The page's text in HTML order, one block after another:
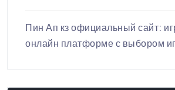
Пин Ап кз официальный сайт:
онлайн платформе с выбором